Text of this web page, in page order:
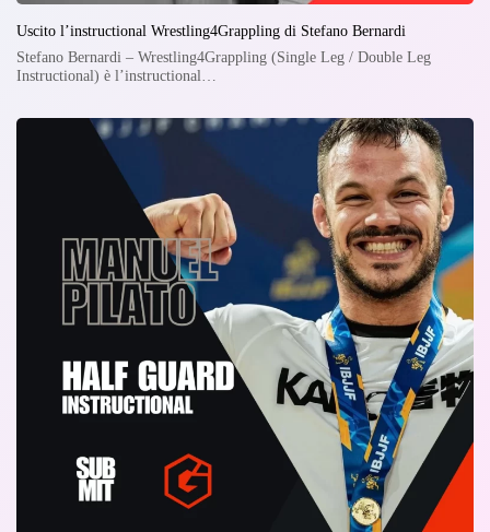
Uscito l’instructional Wrestling4Grappling di Stefano Bernardi
Stefano Bernardi – Wrestling4Grappling (Single Leg / Double Leg
Instructional) è l’instructional…